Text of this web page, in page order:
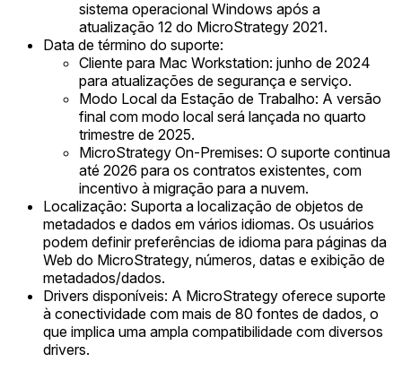
sistema operacional Windows após a
atualização 12 do MicroStrategy 2021.
Data de término do suporte:
Cliente para Mac Workstation: junho de 2024
para atualizações de segurança e serviço.
Modo Local da Estação de Trabalho: A versão
final com modo local será lançada no quarto
trimestre de 2025.
MicroStrategy On-Premises: O suporte continua
até 2026 para os contratos existentes, com
incentivo à migração para a nuvem.
Localização: Suporta a localização de objetos de
metadados e dados em vários idiomas. Os usuários
podem definir preferências de idioma para páginas da
Web do MicroStrategy, números, datas e exibição de
metadados/dados.
Drivers disponíveis: A MicroStrategy oferece suporte
à conectividade com mais de 80 fontes de dados, o
que implica uma ampla compatibilidade com diversos
drivers.